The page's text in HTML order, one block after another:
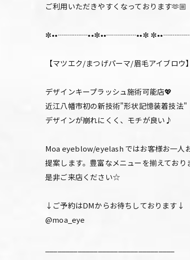
ご利用いただきやすくなっております🫶🏼
✼••┈┈┈┈••✼••┈┈┈┈••✼
【マツエク/まつげパーマ/眉毛アイブロウ
デザインキープラッシュ施術可能店💖
近江八幡市初の新技術"形状記憶装着技法"
デザインが崩れにくく、モチが良い♪
Moa eyeblow/eyelash ではお客様お一人
提案します。豊富なメニューを揃えてお
是非ご来店ください☆
↓ご予約はDMからお待ちしております↓
@moa_eye